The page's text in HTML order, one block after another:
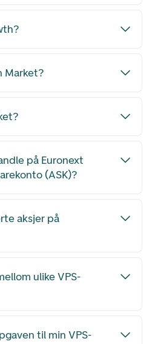
Market?
på Euronext
(ASK)?
aksjer på
ulike VPS-
til min VPS-